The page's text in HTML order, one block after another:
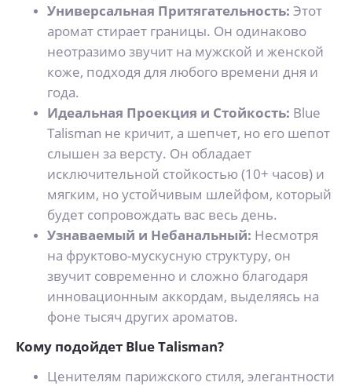
Универсальная Притягательность: Этот
аромат стирает границы. Он одинаково
неотразимо звучит на мужской и женской
коже, подходя для любого времени дня и
года.
Идеальная Проекция и Стойкость: Blue
Talisman не кричит, а шепчет, но его шепот
слышен за версту. Он обладает
исключительной стойкостью (10+ часов) и
мягким, но устойчивым шлейфом, который
будет сопровождать вас весь день.
Узнаваемый и Небанальный: Несмотря
на фруктово-мускусную структуру, он
звучит современно и сложно благодаря
инновационным аккордам, выделяясь на
фоне тысяч других ароматов.
Кому подойдет Blue Talisman?
Ценителям парижского стиля, элегантности